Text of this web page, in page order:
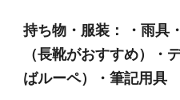
持ち物・服装： ・雨具
（長靴がおすすめ）・
ばルーペ）・筆記用具